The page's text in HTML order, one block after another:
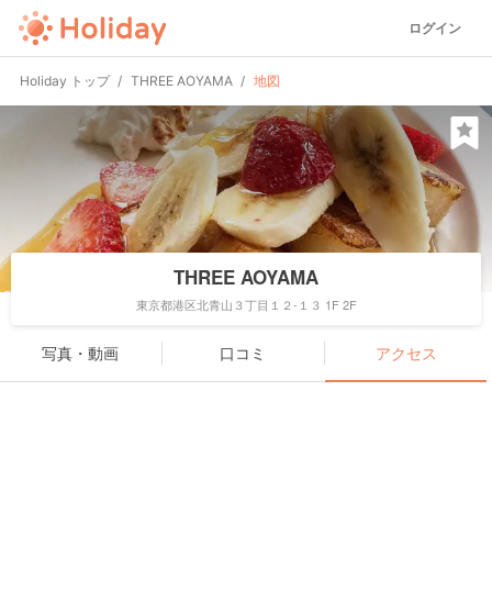
ログイン
Holiday トップ THREE AOYAMA 地図
THREE AOYAMA
東京都港区北青山３丁目１２-１３ 1F 2F
写真・動画 口コミ アクセス